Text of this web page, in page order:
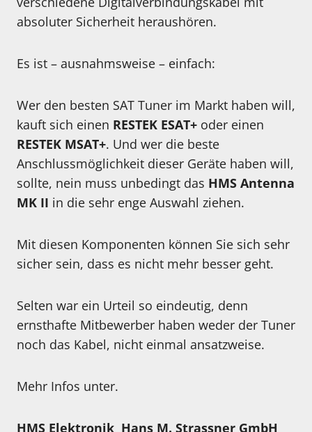
absoluter Sicherheit heraushören.
Es ist – ausnahmsweise – einfach:
Wer den besten SAT Tuner im Markt haben will,
kauft sich einen RESTEK ESAT+ oder einen
RESTEK MSAT+. Und wer die beste
Anschlussmöglichkeit dieser Geräte haben will,
sollte, nein muss unbedingt das HMS Antenna
MK II in die sehr enge Auswahl ziehen.
Mit diesen Komponenten können Sie sich sehr
sicher sein, dass es nicht mehr besser geht.
Selten war ein Urteil so eindeutig, denn
ernsthafte Mitbewerber haben weder der Tuner
noch das Kabel, nicht einmal ansatzweise.
Mehr Infos unter.
HMS Elektronik Hans M. Strassner GmbH